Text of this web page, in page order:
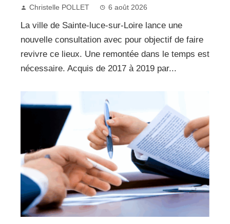
Christelle POLLET 6 août 2026
La ville de Sainte-luce-sur-Loire lance une
nouvelle consultation avec pour objectif de faire
revivre ce lieux. Une remontée dans le temps est
nécessaire. Acquis de 2017 à 2019 par...